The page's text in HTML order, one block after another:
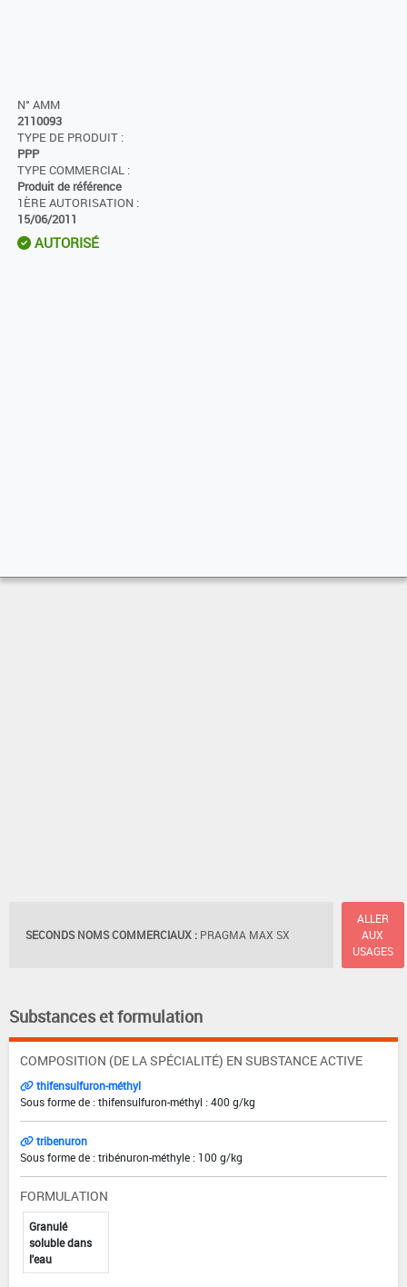
N° AMM
2110093
TYPE DE PRODUIT :
PPP
TYPE COMMERCIAL :
Produit de référence
1ÈRE AUTORISATION :
15/06/2011
AUTORISÉ
SECONDS NOMS COMMERCIAUX : PRAGMA MAX SX
ALLER
AUX
USAGES
Substances et formulation
COMPOSITION (DE LA SPÉCIALITÉ) EN SUBSTANCE ACTIVE
thifensulfuron-méthyl
Sous forme de : thifensulfuron-méthyl : 400 g/kg
tribenuron
Sous forme de : tribénuron-méthyle : 100 g/kg
FORMULATION
Granulé
soluble dans
l'eau